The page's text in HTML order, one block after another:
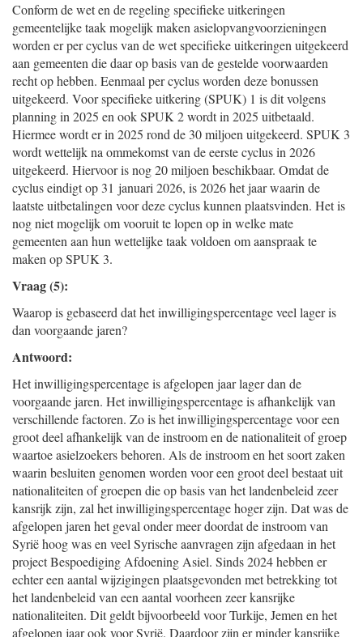
Conform de wet en de regeling specifieke uitkeringen
gemeentelijke taak mogelijk maken asielopvangvoorzieningen
worden er per cyclus van de wet specifieke uitkeringen uitgekeerd
aan gemeenten die daar op basis van de gestelde voorwaarden
recht op hebben. Eenmaal per cyclus worden deze bonussen
uitgekeerd. Voor specifieke uitkering (SPUK) 1 is dit volgens
planning in 2025 en ook SPUK 2 wordt in 2025 uitbetaald.
Hiermee wordt er in 2025 rond de 30 miljoen uitgekeerd. SPUK 3
wordt wettelijk na ommekomst van de eerste cyclus in 2026
uitgekeerd. Hiervoor is nog 20 miljoen beschikbaar. Omdat de
cyclus eindigt op 31 januari 2026, is 2026 het jaar waarin de
laatste uitbetalingen voor deze cyclus kunnen plaatsvinden. Het is
nog niet mogelijk om vooruit te lopen op in welke mate
gemeenten aan hun wettelijke taak voldoen om aanspraak te
maken op SPUK 3.
Vraag (5):
Waarop is gebaseerd dat het inwilligingspercentage veel lager is
dan voorgaande jaren?
Antwoord:
Het inwilligingspercentage is afgelopen jaar lager dan de
voorgaande jaren. Het inwilligingspercentage is afhankelijk van
verschillende factoren. Zo is het inwilligingspercentage voor een
groot deel afhankelijk van de instroom en de nationaliteit of groep
waartoe asielzoekers behoren. Als de instroom en het soort zaken
waarin besluiten genomen worden voor een groot deel bestaat uit
nationaliteiten of groepen die op basis van het landenbeleid zeer
kansrijk zijn, zal het inwilligingspercentage hoger zijn. Dat was de
afgelopen jaren het geval onder meer doordat de instroom van
Syrië hoog was en veel Syrische aanvragen zijn afgedaan in het
project Bespoediging Afdoening Asiel. Sinds 2024 hebben er
echter een aantal wijzigingen plaatsgevonden met betrekking tot
het landenbeleid van een aantal voorheen zeer kansrijke
nationaliteiten. Dit geldt bijvoorbeeld voor Turkije, Jemen en het
afgelopen jaar ook voor Syrië. Daardoor zijn er minder kansrijke